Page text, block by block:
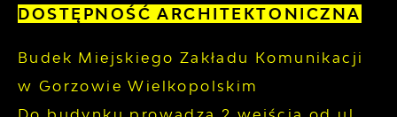
DOSTĘPNOŚĆ ARCHITEKTONICZNA
Budek Miejskiego Zakładu Komunikacji
w Gorzowie Wielkopolskim